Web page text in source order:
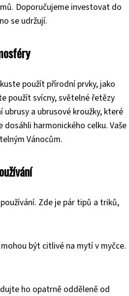
Doporučujeme investovat do
se udržují.
použít přírodní prvky, jako
použít svícny, světelné řetězy
a ubrusové kroužky, které
harmonického celku. Vaše
Vánocům.
Zde je pár tipů a triků,
být citlivé na mytí v myčce.
ho opatrně odděleně od